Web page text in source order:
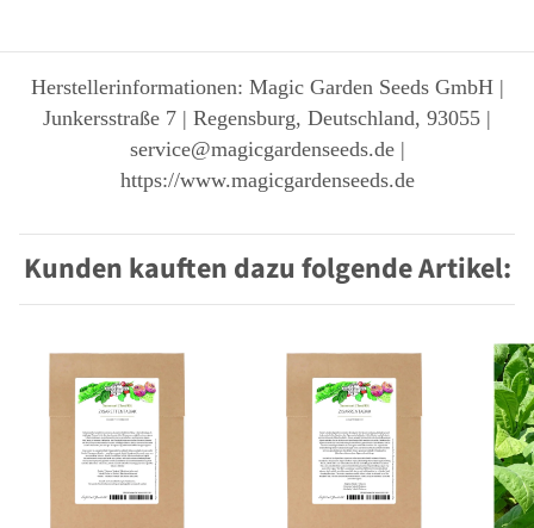
Herstellerinformationen: Magic Garden Seeds GmbH |
Junkersstraße 7 | Regensburg, Deutschland, 93055 |
service@magicgardenseeds.de |
https://www.magicgardenseeds.de
Kunden kauften dazu folgende Artikel: